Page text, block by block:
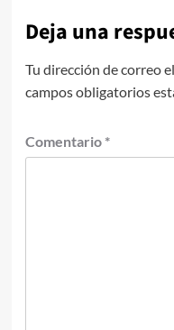
Deja una
Tu dirección de correo
campos obligatorios
Comentario *